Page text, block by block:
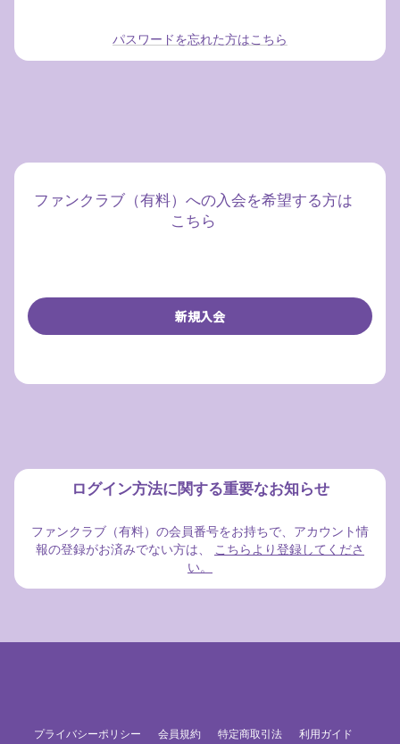
パスワードを忘れた方はこちら
ファンクラブ（有料）への入会を希望する方は
こちら
ログイン方法に関する重要なお知らせ
ファンクラブ（有料）の会員番号をお持ちで、アカウント情
報の登録がお済みでない方は、 こちらより登録してくださ
い。
プライバシーポリシー 会員規約 特定商取引法
利用ガイド